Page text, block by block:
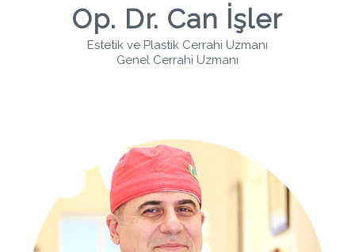
Op. Dr. Can İşler
Estetik ve Plastik Cerrahi Uzmanı
Genel Cerrahi Uzmanı